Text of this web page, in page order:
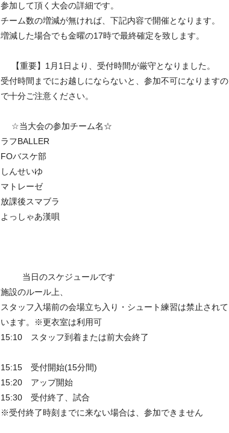
参加して頂く大会の詳細です。
チーム数の増減が無ければ、下記内容で開催となります。
増減した場合でも金曜の17時で最終確定を致します。
【重要】1月1日より、受付時間が厳守となりました。
受付時間までにお越しにならないと、参加不可になりますの
で十分ご注意ください。
☆当大会の参加チーム名☆
ラフBALLER
FOバスケ部
しんせいゆ
マトレーゼ
放課後スマブラ
よっしゃあ漢唄
当日のスケジュールです
施設のルール上、
スタッフ入場前の会場立ち入り・シュート練習は禁止されて
います。※更衣室は利用可
15:10 スタッフ到着または前大会終了
15:15 受付開始(15分間)
15:20 アップ開始
15:30 受付終了、試合
※受付終了時刻までに来ない場合は、参加できません